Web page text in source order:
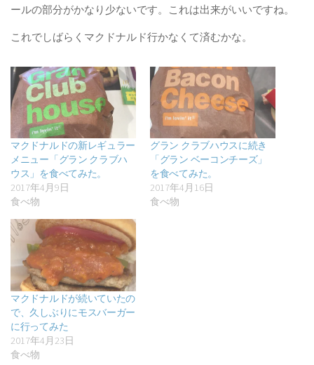
ールの部分がかなり少ないです。これは出来がいいですね。
これでしばらくマクドナルド行かなくて済むかな。
マクドナルドの新レギュラー
メニュー「グラン クラブハ
ウス」を食べてみた。
2017年4月9日
食べ物
グラン クラブハウスに続き
「グラン ベーコンチーズ」
を食べてみた。
2017年4月16日
食べ物
マクドナルドが続いていたの
で、久しぶりにモスバーガー
に行ってみた
2017年4月23日
食べ物